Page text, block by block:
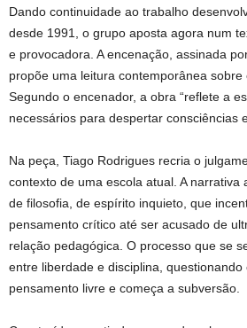
Dando continuidade ao trabalho
desde 1991, o grupo aposta agora num
e provocadora. A encenação, assinada
propõe uma leitura contemporânea sobre
Segundo o encenador, a obra “reflete a
necessários para despertar consciências
Na peça, Tiago Rodrigues recria o
contexto de uma escola atual. A narrativa
de filosofia, de espírito inquieto, que
pensamento crítico até ser acusado de
relação pedagógica. O processo que se
entre liberdade e disciplina,
pensamento livre e começa a subversão.